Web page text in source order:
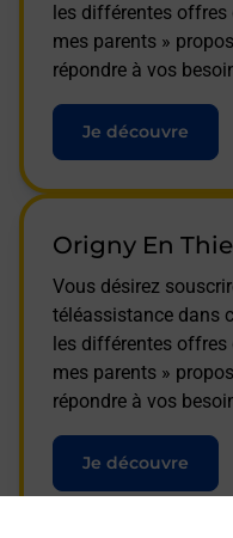
les différentes offres
mes parents »
répondre à vos
Je découvre
Origny En
Vous désirez
téléassistance dans
les différentes offres
mes parents »
répondre à vos
Je découvre